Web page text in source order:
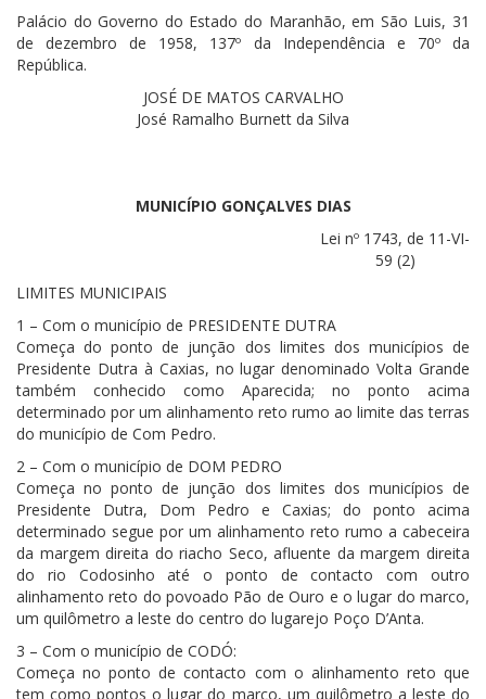
Palácio do Governo do Estado do Maranhão, em São Luis, 31
de dezembro de 1958, 137º da Independência e 70º da
República.
JOSÉ DE MATOS CARVALHO
José Ramalho Burnett da Silva
MUNICÍPIO GONÇALVES DIAS
Lei nº 1743, de 11-VI-
59 (2)
LIMITES MUNICIPAIS
1 – Com o município de PRESIDENTE DUTRA
Começa do ponto de junção dos limites dos municípios de
Presidente Dutra à Caxias, no lugar denominado Volta Grande
também conhecido como Aparecida; no ponto acima
determinado por um alinhamento reto rumo ao limite das terras
do município de Com Pedro.
2 – Com o município de DOM PEDRO
Começa no ponto de junção dos limites dos municípios de
Presidente Dutra, Dom Pedro e Caxias; do ponto acima
determinado segue por um alinhamento reto rumo a cabeceira
da margem direita do riacho Seco, afluente da margem direita
do rio Codosinho até o ponto de contacto com outro
alinhamento reto do povoado Pão de Ouro e o lugar do marco,
um quilômetro a leste do centro do lugarejo Poço D’Anta.
3 – Com o município de CODÓ:
Começa no ponto de contacto com o alinhamento reto que
tem como pontos o lugar do marco, um quilômetro a leste do